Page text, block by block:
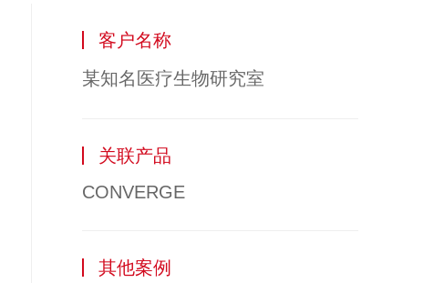
客户名称
某知名医疗生物研究室
关联产品
CONVERGE
其他案例